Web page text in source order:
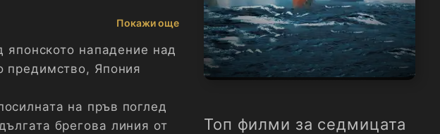
Топ филми за седмицата
Покажи още
японското нападение над
предимство, Япония
на пръв поглед
брегова линия от